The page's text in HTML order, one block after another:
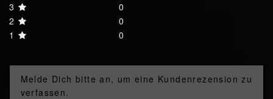
3
0
2
0
1
0
Melde Dich bitte an, um eine Kundenrezension zu
verfassen.